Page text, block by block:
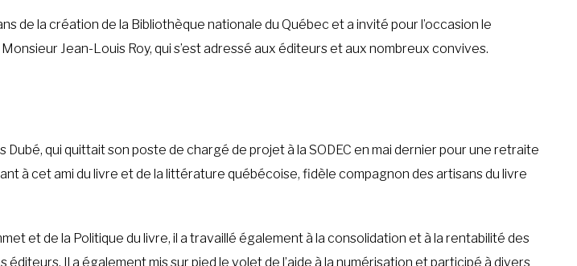
de la création de la Bibliothèque nationale du Québec et a invité pour l’occasion le
Jean-Louis Roy, qui s’est adressé aux éditeurs et aux nombreux convives.
qui quittait son poste de chargé de projet à la SODEC en mai dernier pour une retraite
à cet ami du livre et de la littérature québécoise, fidèle compagnon des artisans du livre
et de la Politique du livre, il a travaillé également à la consolidation et à la rentabilité des
Il a également mis sur pied le volet de l’aide à la numérisation et participé à divers